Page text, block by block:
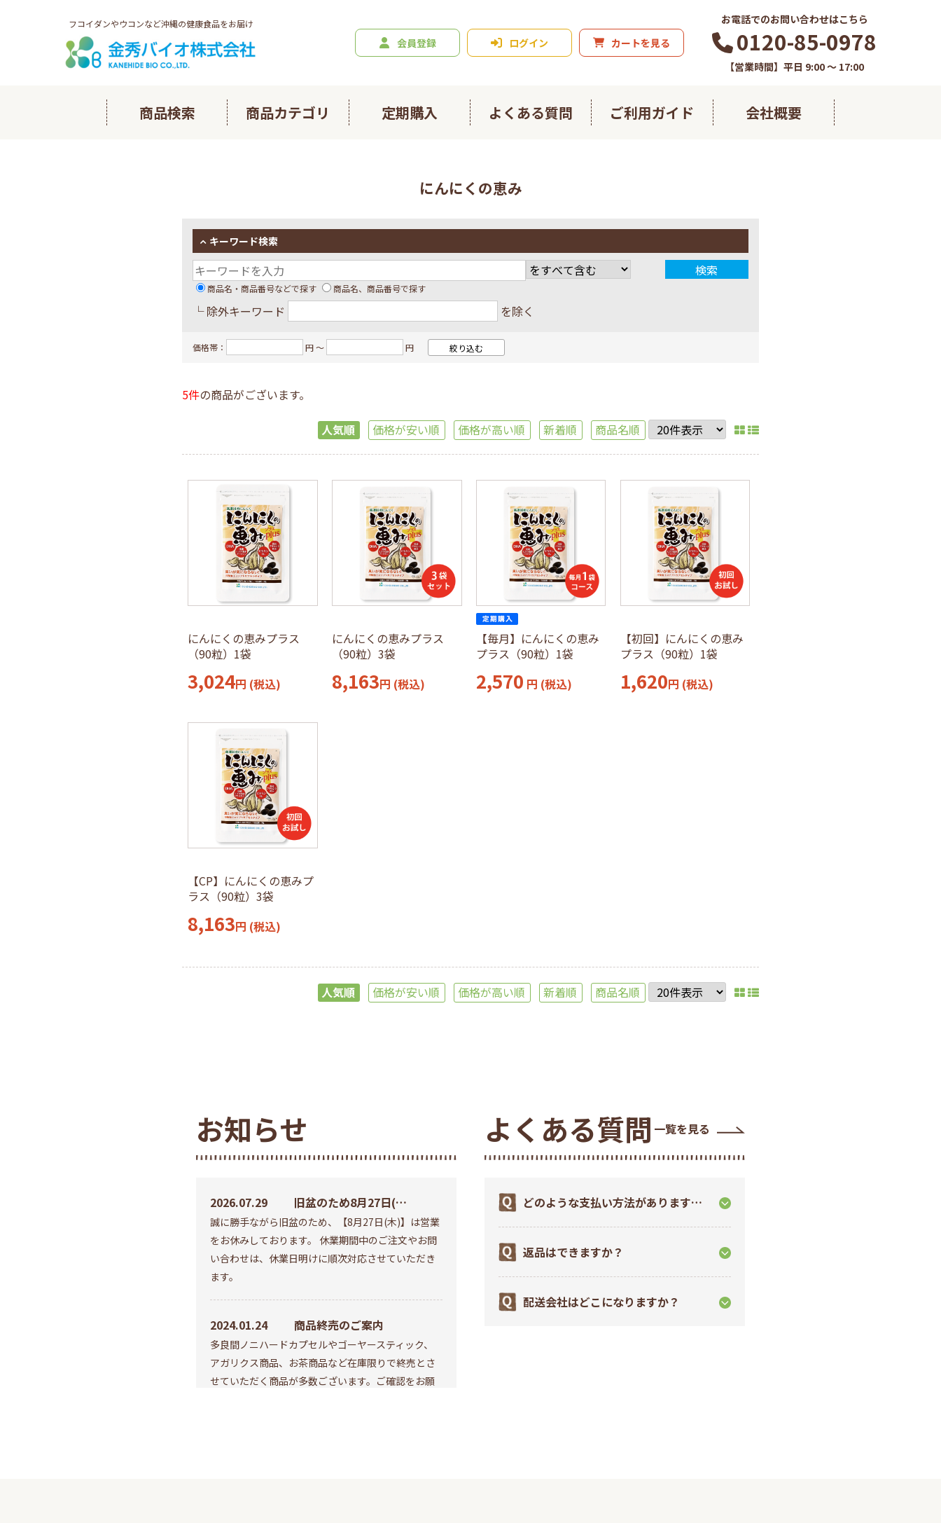
フコイダンやウコンなど沖縄の健康食品をお届け
会員登録 ログイン カートを見る
お電話でのお問い合わせはこちら
0120-85-0978
【営業時間】平日 9:00 ～ 17:00
商品検索 商品カテゴリ
フコイダン4種お試しセット
琉球フコイダンプラス にんにくの恵み すこやかグルコサミン
フコイダン商品 NANO LIPOシリーズ
島とうふのおからコッティ その他の健康食品
一般食品・その他
ギフト・取り寄せ商品
定期購入 よくある質問 ご利用ガイド 会社概要
にんにくの恵み
キーワード検索
商品名・商品番号などで探す 商品名、商品番号で探す
└ 除外キーワード を除く
価格帯： 円 ～ 円
5件の商品がございます。
人気順 価格が安い順 価格が高い順 新着順 商品名順
にんにくの恵みプラス
（90粒）1袋
3,024円 (税込)
にんにくの恵みプラス
（90粒）3袋
8,163円 (税込)
【毎月】にんにくの恵み
プラス（90粒）1袋
2,570 円 (税込)
【初回】にんにくの恵み
プラス（90粒）1袋
1,620円 (税込)
【CP】にんにくの恵みプ
ラス（90粒）3袋
8,163円 (税込)
人気順 価格が安い順 価格が高い順 新着順 商品名順
お知らせ
2026.07.29
旧盆のため8月27日(木)
は営業お休みいたしま
す
誠に勝手ながら旧盆のため、【8月27日(木)】は営業
をお休みしております。 休業期間中のご注文やお問
い合わせは、休業日明けに順次対応させていただき
ます。
2024.01.24 商品終売のご案内
多良間ノニハードカプセルやゴーヤースティック、
アガリクス商品、お茶商品など在庫限りで終売とさ
せていただく商品が多数ございます。ご確認をお願
よくある質問 一覧を見る
どのような支払い方法があります
か？
返品はできますか？
配送会社はどこになりますか？